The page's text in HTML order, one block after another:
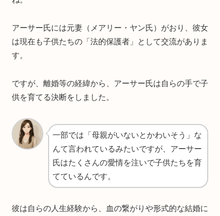
アーサー氏には元妻（メアリー・ヤン氏）がおり、彼女
は現在も子供たちの「法的保護者」として交流がありま
す。
ですが、離婚等の経緯から、アーサー氏は自らの手で子
供を育てる決断をしました。
一部では「母親がいないとかわいそう」な
んて言われているみたいですが、アーサー
氏はたくさんの愛情を注いで子供たちを育
てているんです。
彼は自らの人生経験から、血の繋がりや形式的な結婚に